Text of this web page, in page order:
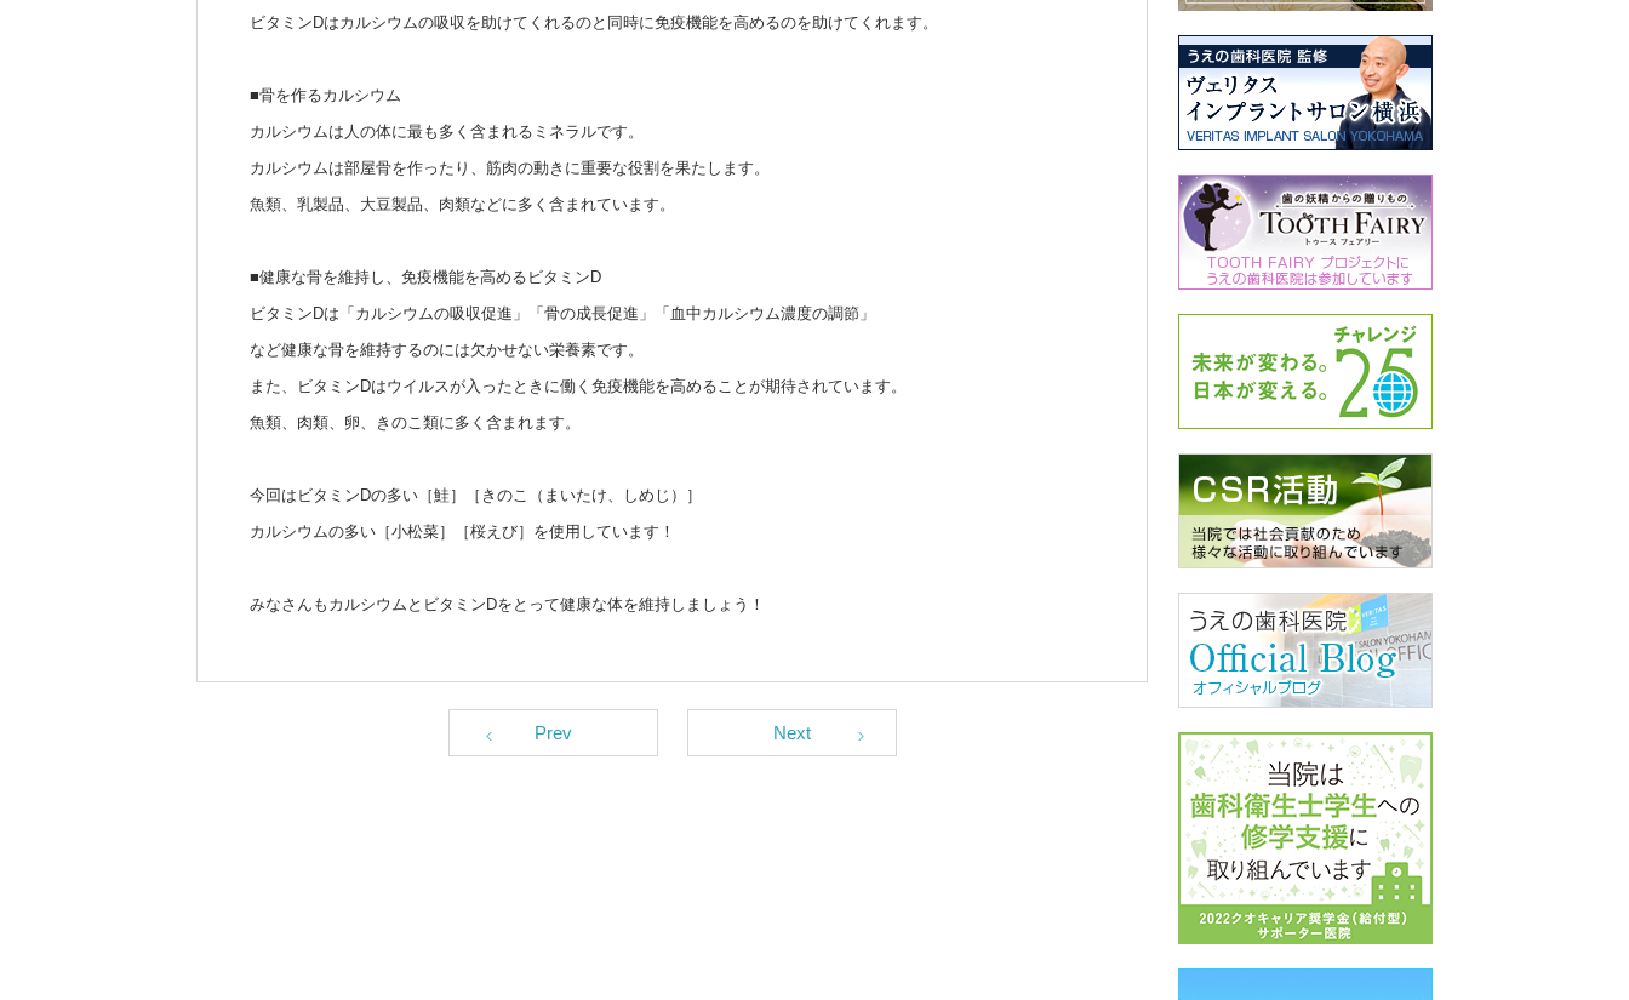
ビタミンDはカルシウムの吸収を助けてくれるのと同時に免疫機能を高めるのを助けてくれます。
■骨を作るカルシウム
カルシウムは人の体に最も多く含まれるミネラルです。
カルシウムは部屋骨を作ったり、筋肉の動きに重要な役割を果たします。
魚類、乳製品、大豆製品、肉類などに多く含まれています。
■健康な骨を維持し、免疫機能を高めるビタミンD
ビタミンDは「カルシウムの吸収促進」「骨の成長促進」「血中カルシウム濃度の調節」
など健康な骨を維持するのには欠かせない栄養素です。
また、ビタミンDはウイルスが入ったときに働く免疫機能を高めることが期待されています。
魚類、肉類、卵、きのこ類に多く含まれます。
今回はビタミンDの多い［鮭］［きのこ（まいたけ、しめじ）］
カルシウムの多い［小松菜］［桜えび］を使用しています！
みなさんもカルシウムとビタミンDをとって健康な体を維持しましょう！
Prev Next